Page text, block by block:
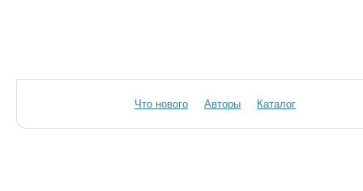
Что нового Авторы Каталог